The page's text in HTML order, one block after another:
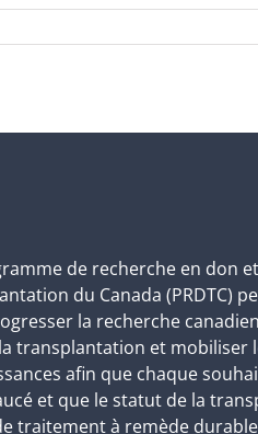
de recherche en don et
du Canada (PRDTC)
la recherche
transplantation et mobiliser
afin que chaque
et que le statut de la
traitement à remède